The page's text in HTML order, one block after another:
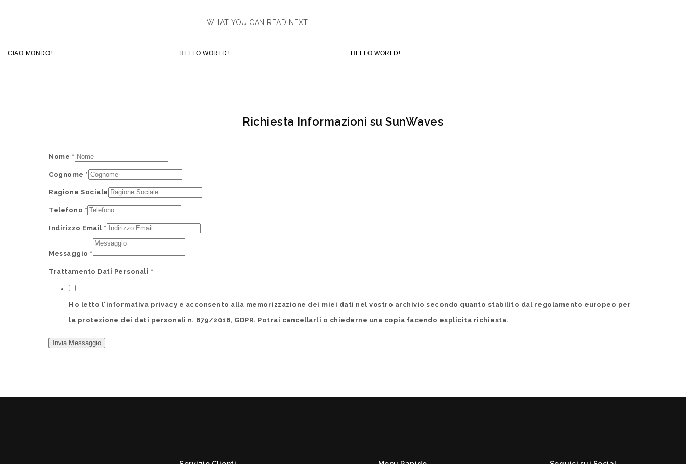
WHAT YOU CAN READ NEXT
CIAO MONDO! HELLO WORLD! HELLO WORLD!
Richiesta Informazioni su SunWaves
Nome *
Cognome *
Ragione Sociale
Telefono *
Indirizzo Email *
Messaggio *
Trattamento Dati Personali *
Ho letto l'informativa privacy e acconsento alla memorizzazione dei miei dati nel vostro archivio secondo quanto stabilito dal regolamento europeo per
la protezione dei dati personali n. 679/2016, GDPR. Potrai cancellarli o chiederne una copia facendo esplicita richiesta.
Invia Messaggio